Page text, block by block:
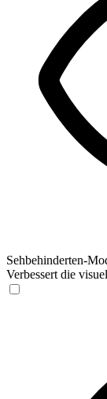
Sehbehinderten-
Verbessert die